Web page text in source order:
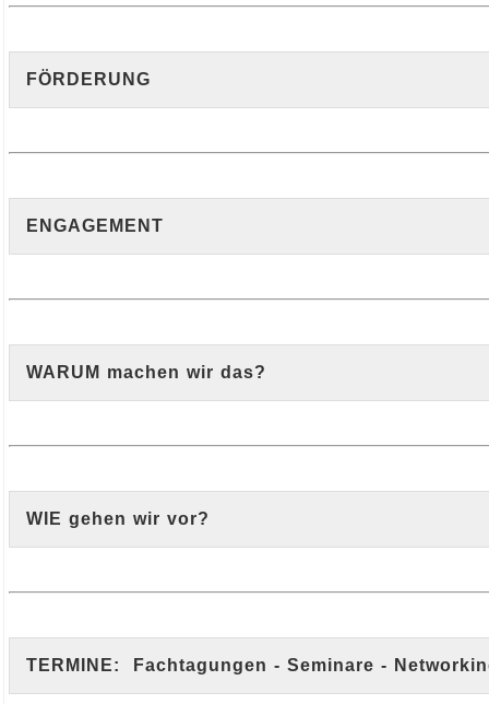
FÖRDERUNG
ENGAGEMENT
WARUM machen wir das?
WIE gehen wir vor?
TERMINE: Fachtagungen - Seminare -